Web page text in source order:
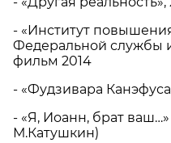
- «Институт
Федеральной службы
фильм 2014
- «Фудзивара
- «Я, Иоанн, брат
М.Катушкин)